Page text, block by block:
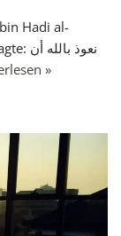
Hadi al-
»